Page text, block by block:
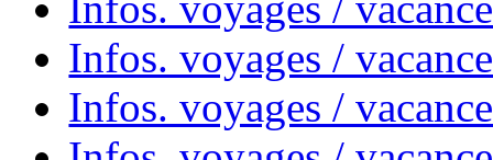
Infos. voyages /
Infos. voyages /